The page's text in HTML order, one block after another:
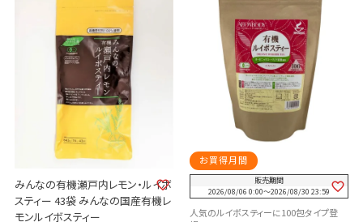
みんなの有機瀬戸内レモン・ルイボ
スティー 43袋 みんなの国産有機レ
モンルイボスティー
お買得月間
販売期間
2026/08/06 0:00〜2026/08/30 23:59
人気のルイボスティーに100包タイプ登